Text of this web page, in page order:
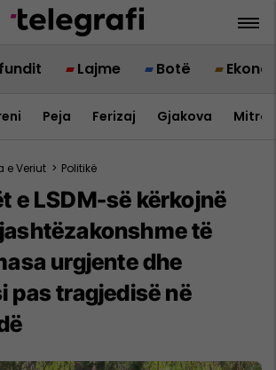
Lajme Botë
Peja Ferizaj Gjakova
e Veriut > Politikë
e LSDM-së kërkojnë
të
urgjente dhe
pas tragjedisë në